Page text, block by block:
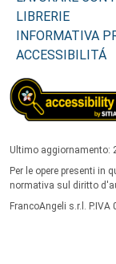
LIBRERIE
INFORMATIVA
ACCESSIBILITÁ
Ultimo aggiornamento:
Per le opere presenti in
normativa sul diritto
FrancoAngeli s.r.l.